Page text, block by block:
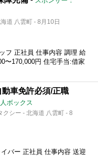
道 八雲町 - 8月10日
フ 正社員 仕事内容 調理 給
〜170,000円 住宅手当:借家
動車免許必須/正職
ボックス
シー - 北海道 八雲町 - 8
バー 正社員 仕事内容 送迎